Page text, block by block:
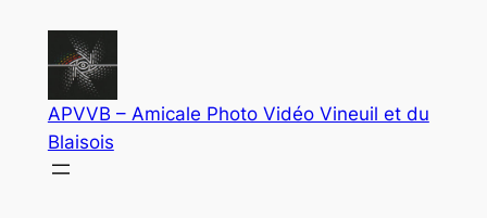
contenu
APVVB – Amicale Photo Vidéo Vineuil et du
Blaisois